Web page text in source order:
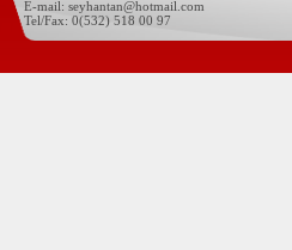
E-mail: seyhantan@hotmail.com
Tel/Fax: 0(532) 518 00 97